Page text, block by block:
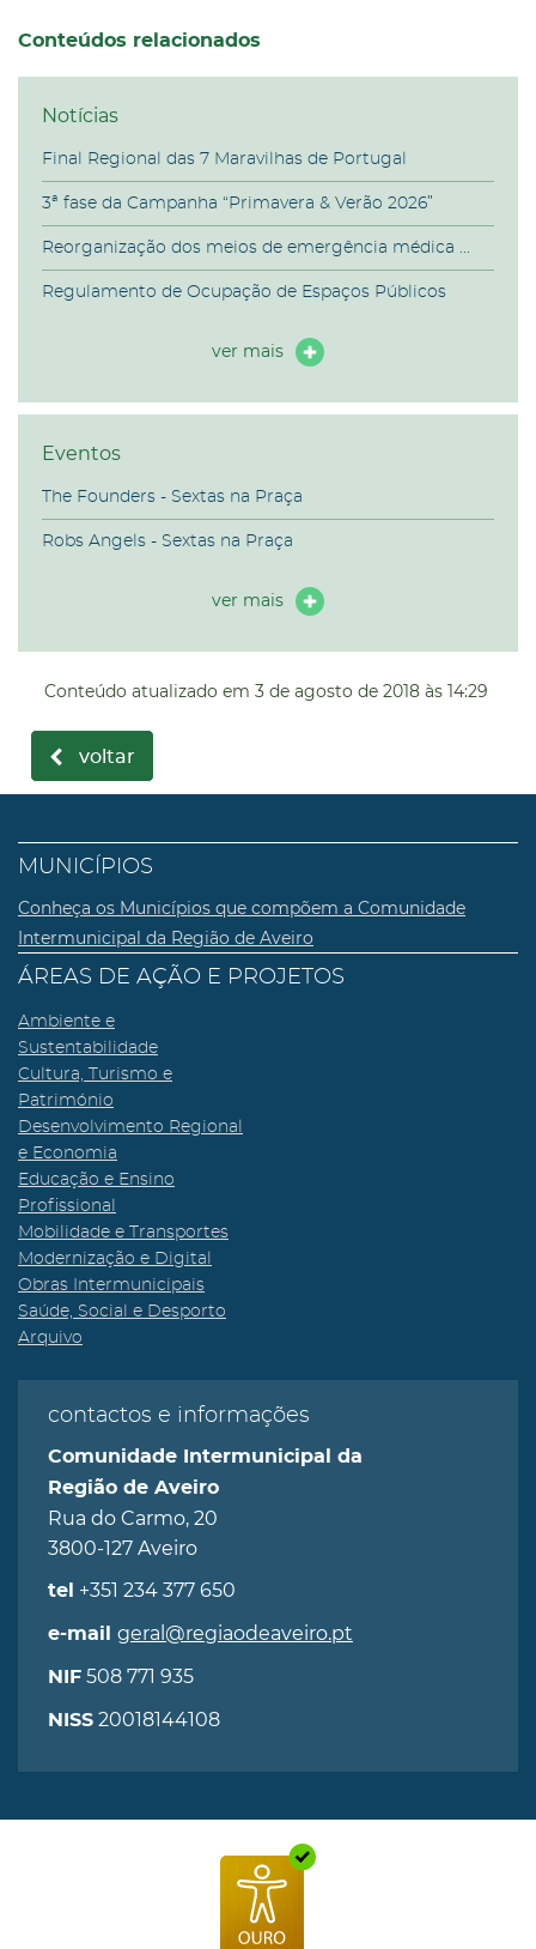
Conteúdos relacionados
Notícias
Final Regional das 7 Maravilhas de Portugal
3ª fase da Campanha “Primavera & Verão 2026”
Reorganização dos meios de emergência médica ...
Regulamento de Ocupação de Espaços Públicos
ver mais
Eventos
The Founders - Sextas na Praça
Robs Angels - Sextas na Praça
ver mais
Conteúdo atualizado em 3 de agosto de 2018 às 14:29
voltar
MUNICÍPIOS
Conheça os Municípios que compõem a Comunidade
Intermunicipal da Região de Aveiro
ÁREAS DE AÇÃO E PROJETOS
Ambiente e
Sustentabilidade
Cultura, Turismo e
Património
Desenvolvimento Regional
e Economia
Educação e Ensino
Profissional
Mobilidade e Transportes
Modernização e Digital
Obras Intermunicipais
Saúde, Social e Desporto
Arquivo
contactos e informações
Comunidade Intermunicipal da
Região de Aveiro
Rua do Carmo, 20
3800-127 Aveiro
tel +351 234 377 650
e-mail geral@regiaodeaveiro.pt
NIF 508 771 935
NISS 20018144108